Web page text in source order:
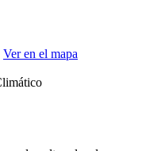
Ver en el mapa